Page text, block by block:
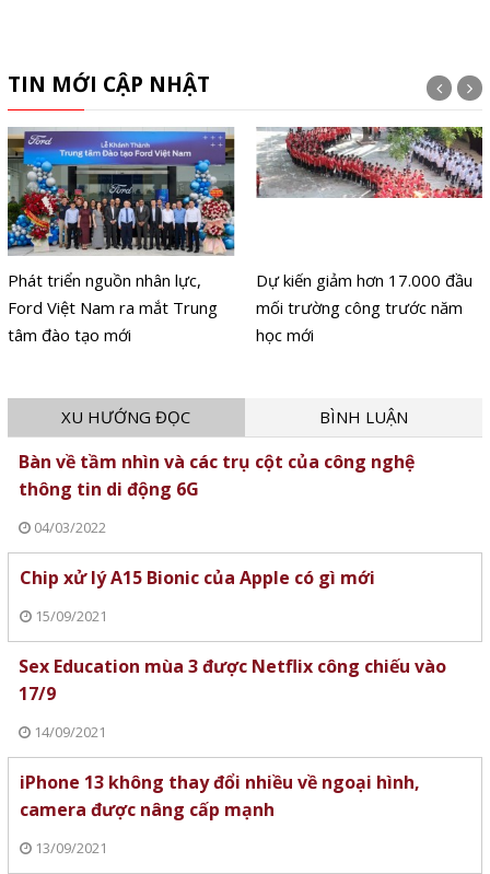
TIN MỚI CẬP NHẬT
Phát triển nguồn nhân lực,
Ford Việt Nam ra mắt Trung
tâm đào tạo mới
Dự kiến giảm hơn 17.000 đầu
mối trường công trước năm
học mới
XU HƯỚNG ĐỌC BÌNH LUẬN
Bàn về tầm nhìn và các trụ cột của công nghệ
thông tin di động 6G
04/03/2022
Chip xử lý A15 Bionic của Apple có gì mới
15/09/2021
Sex Education mùa 3 được Netflix công chiếu vào
17/9
14/09/2021
iPhone 13 không thay đổi nhiều về ngoại hình,
camera được nâng cấp mạnh
13/09/2021